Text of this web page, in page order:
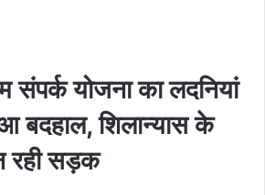
संपर्क योजना का लदनियां
बदहाल, शिलान्यास के
रही सड़क